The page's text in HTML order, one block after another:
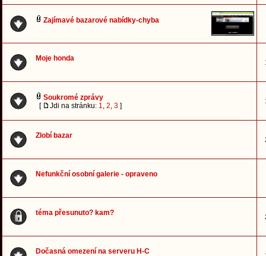
Zajímavé bazarové nabídky-chyba
Moje honda
Soukromé zprávy
[
Jdi na stránku: 1, 2, 3 ]
Zlobí bazar
Nefunkční osobní galerie - opraveno
téma přesunuto? kam?
Dočasná omezení na serveru H-C